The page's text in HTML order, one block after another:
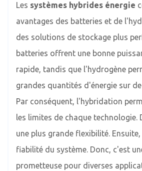
Les systèmes hybrides énergie
avantages des batteries et de
des solutions de stockage plus
batteries offrent une bonne
rapide, tandis que l'hydrogène
grandes quantités d'énergie sur
Par conséquent, l'hybridation
les limites de chaque technologie.
une plus grande flexibilité.
fiabilité du système. Donc, c'est
prometteuse pour diverses